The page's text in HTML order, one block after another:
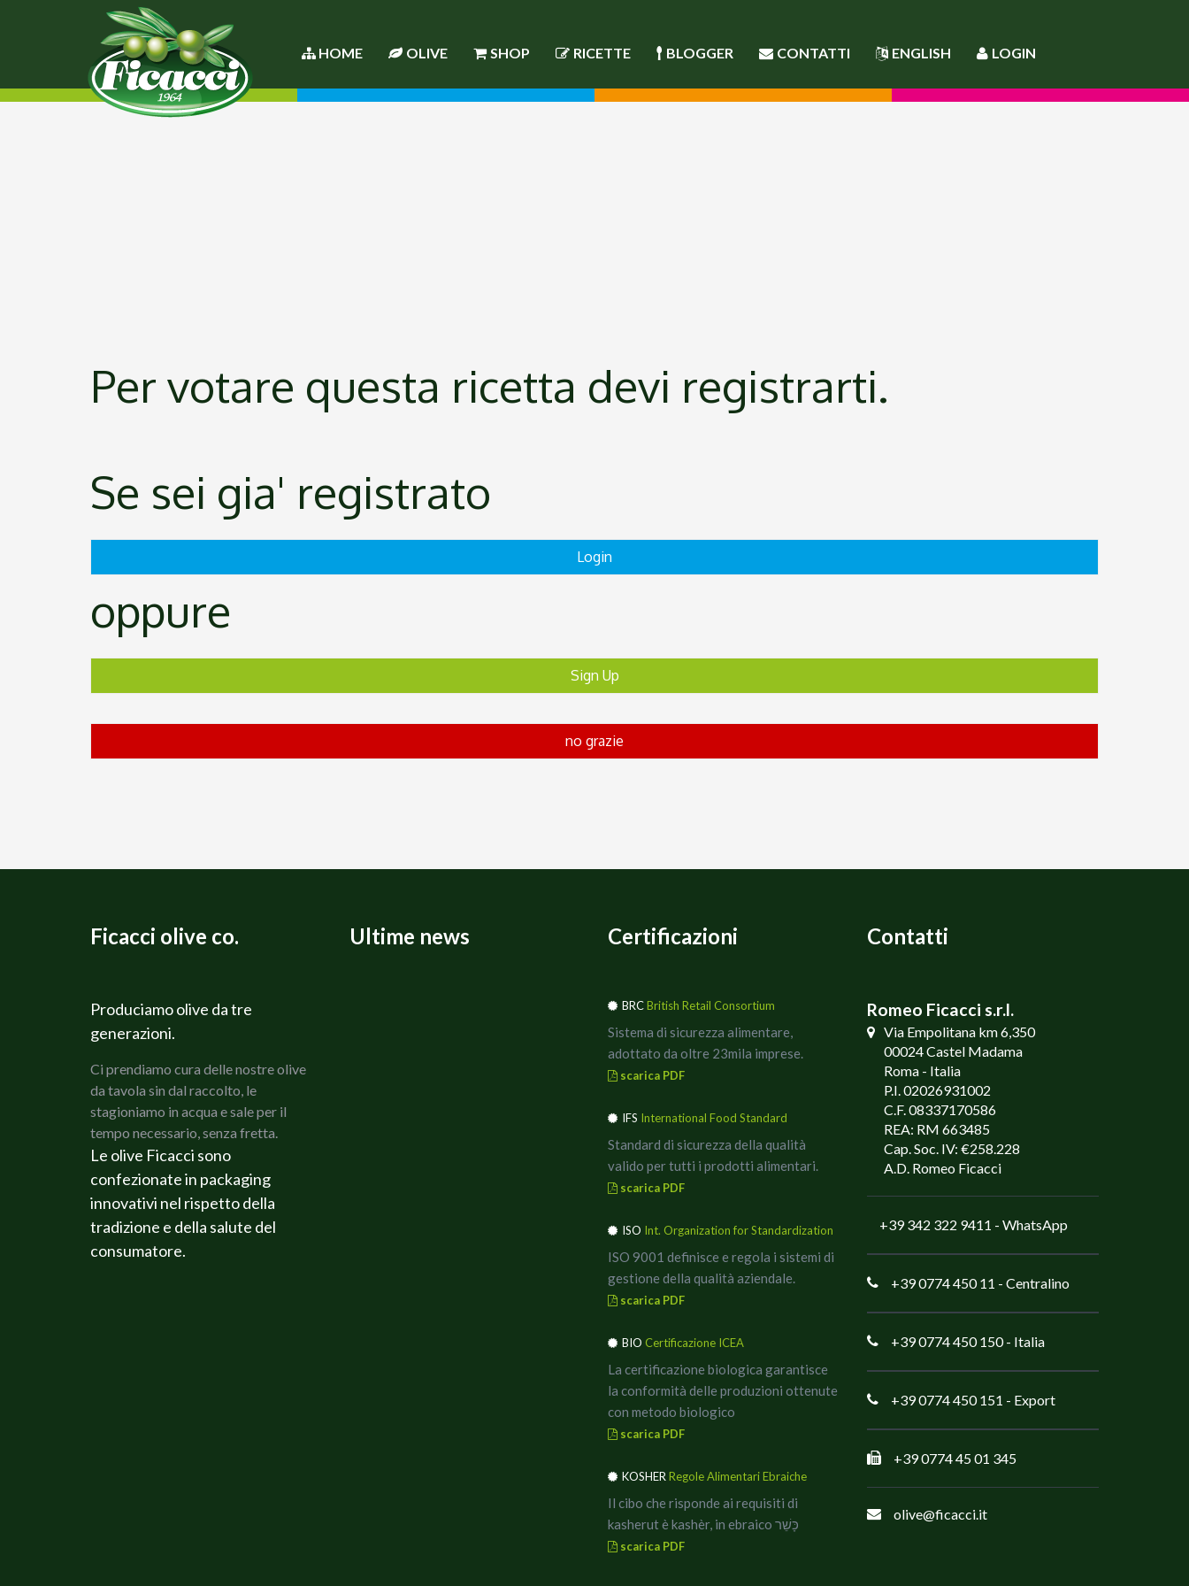
HOME OLIVE SHOP RICETTE BLOGGER CONTATTI ENGLISH LOGIN
Per votare questa ricetta devi registrarti.
Se sei gia' registrato
oppure
Ficacci olive co.
Produciamo olive da tre
generazioni.
Ci prendiamo cura delle nostre olive
da tavola sin dal raccolto, le
stagioniamo in acqua e sale per il
tempo necessario, senza fretta.
Le olive Ficacci sono
confezionate in packaging
innovativi nel rispetto della
tradizione e della salute del
consumatore.
Ultime news Certificazioni
BRCBritish Retail Consortium
Sistema di sicurezza alimentare,
adottato da oltre 23mila imprese.
scarica PDF
IFS International Food Standard
Standard di sicurezza della qualità
valido per tutti i prodotti alimentari.
scarica PDF
ISO Int. Organization for Standardization
ISO 9001 definisce e regola i sistemi di
gestione della qualità aziendale.
scarica PDF
BIO Certificazione ICEA
La certificazione biologica garantisce
la conformità delle produzioni ottenute
con metodo biologico
scarica PDF
KOSHER Regole Alimentari Ebraiche
Il cibo che risponde ai requisiti di
kasherut è kashèr, in ebraico כָּשֵׁר
scarica PDF
Contatti
Romeo Ficacci s.r.l.
Via Empolitana km 6,350
00024 Castel Madama
Roma - Italia
P.I. 02026931002
C.F. 08337170586
REA: RM 663485
Cap. Soc. IV: €258.228
A.D. Romeo Ficacci
+39 342 322 9411 - WhatsApp
+39 0774 450 11 - Centralino
+39 0774 450 150- Italia
+39 0774 450 151 - Export
+39 0774 45 01 345
olive@ficacci.it